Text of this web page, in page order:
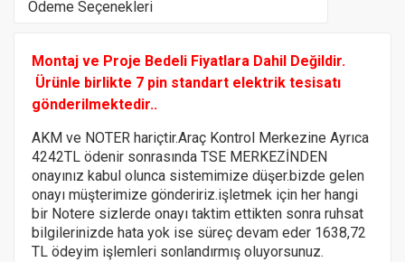
Ödeme Seçenekleri
Montaj ve Proje Bedeli Fiyatlara Dahil Değildir.
Ürünle birlikte 7 pin standart elektrik tesisatı
gönderilmektedir..
AKM ve NOTER hariçtir.Araç Kontrol Merkezine Ayrıca
4242TL ödenir sonrasında TSE MERKEZİNDEN
onayınız kabul olunca sistemimize düşer.bizde gelen
onayı müşterimize göndeririz.işletmek için her hangi
bir Notere sizlerde onayı taktim ettikten sonra ruhsat
bilgilerinizde hata yok ise süreç devam eder 1638,72
TL ödeyim işlemleri sonlandırmış oluyorsunuz.